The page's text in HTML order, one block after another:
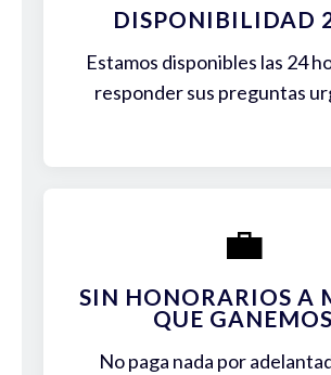
DISPONIBILIDAD
Estamos disponibles las 24
responder sus preguntas
💼
SIN HONORARIOS A
QUE GANEMOS
No paga nada por